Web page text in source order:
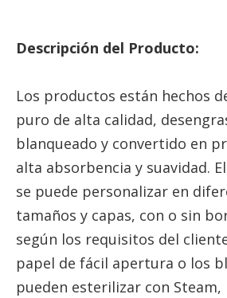
Descripción del Producto:
Los productos están hechos
puro de alta calidad,
blanqueado y convertido en
alta absorbencia y suavidad.
se puede personalizar en
tamaños y capas, con o sin
según los requisitos del
papel de fácil apertura o los
pueden esterilizar con Steam,